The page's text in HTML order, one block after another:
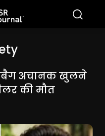
अचानक खुलने
की मौत